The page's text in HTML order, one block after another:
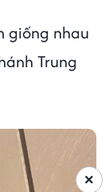
giống nhau
Trung
×